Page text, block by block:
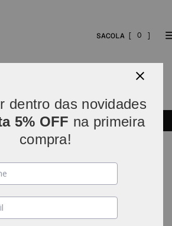
0
na 1ª compra | DANKIBEMVINDO*
nenhum resultado para
dentro das novidades
5% OFF na primeira
compra!